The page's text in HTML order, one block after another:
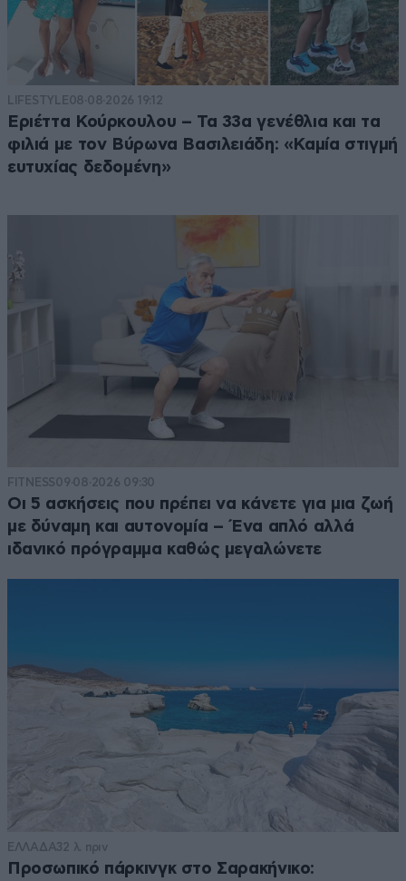
LIFESTYLE08·08·2026 19:12
Εριέττα Κούρκουλου – Τα 33α γενέθλια και τα
φιλιά με τον Βύρωνα Βασιλειάδη: «Καμία στιγμή
ευτυχίας δεδομένη»
FITNESS09·08·2026 09:30
Οι 5 ασκήσεις που πρέπει να κάνετε για μια ζωή
με δύναμη και αυτονομία – Ένα απλό αλλά
ιδανικό πρόγραμμα καθώς μεγαλώνετε
ΕΛΛΑΔΑ32 λ. πριν
Προσωπικό πάρκινγκ στο Σαρακήνικο: